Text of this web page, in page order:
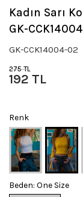
Kadın Sarı
GK-CCK14004
GK-CCK14004-02
275 TL
192 TL
Renk
Beden: One Size